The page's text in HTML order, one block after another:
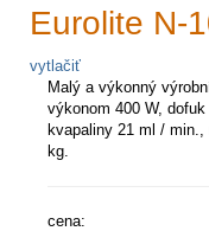
Eurolite N-
vytlačiť
Malý a výkonný
výkonom 400 W,
kvapaliny 21 ml /
kg.
cena: